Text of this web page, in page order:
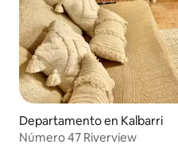
Departamento en Kalbarri
Número 47 Riverview